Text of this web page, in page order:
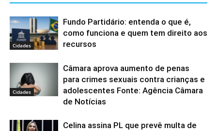
Cidades
Fundo Partidário: entenda o que é,
como funciona e quem tem direito aos
recursos
Cidades
Câmara aprova aumento de penas
para crimes sexuais contra crianças e
adolescentes Fonte: Agência Câmara
de Notícias
Celina assina PL que prevê multa de